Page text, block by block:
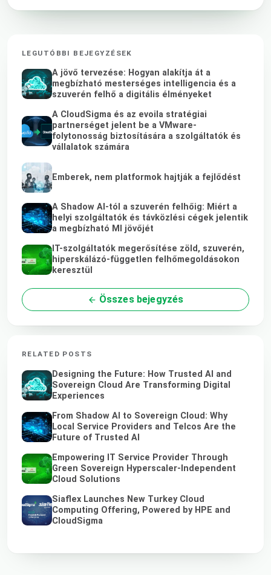
LEGUTÓBBI BEJEGYZÉSEK
A jövő tervezése: Hogyan alakítja át a
megbízható mesterséges intelligencia és a
szuverén felhő a digitális élményeket
A CloudSigma és az evoila stratégiai
partnerséget jelent be a VMware-
folytonosság biztosítására a szolgáltatók és
vállalatok számára
Emberek, nem platformok hajtják a fejlődést
A Shadow AI-tól a szuverén felhőig: Miért a
helyi szolgáltatók és távközlési cégek jelentik
a megbízható MI jövőjét
IT-szolgáltatók megerősítése zöld, szuverén,
hiperskálázó-független felhőmegoldásokon
keresztül
Összes bejegyzés
RELATED POSTS
Designing the Future: How Trusted AI and
Sovereign Cloud Are Transforming Digital
Experiences
From Shadow AI to Sovereign Cloud: Why
Local Service Providers and Telcos Are the
Future of Trusted AI
Empowering IT Service Provider Through
Green Sovereign Hyperscaler-Independent
Cloud Solutions
Siaflex Launches New Turkey Cloud
Computing Offering, Powered by HPE and
CloudSigma